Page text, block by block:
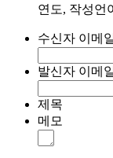
연도, 작성언
수신자 이메
발신자 이메
제목
메모